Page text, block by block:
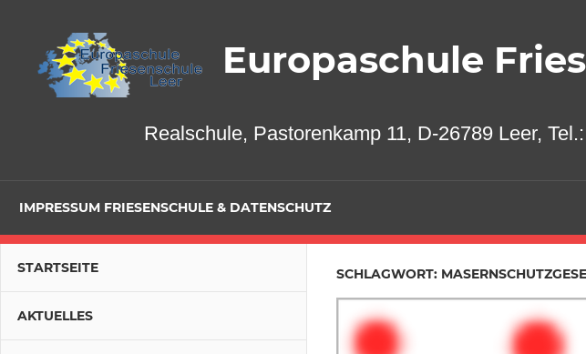
springen
Europaschule
Realschule, Pastorenkamp 11, D-26789 Leer,
IMPRESSUM FRIESENSCHULE & DATENSCHUTZ
SCHLAGWORT:
STARTSEITE
AKTUELLES